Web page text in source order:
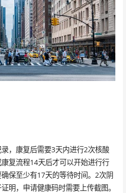
，康复后需要3天内进行2次核酸
复流程14天后才可以开始进行行
保至少有17天的等待时间。2次阴
明，申请健康码时需要上传截图。